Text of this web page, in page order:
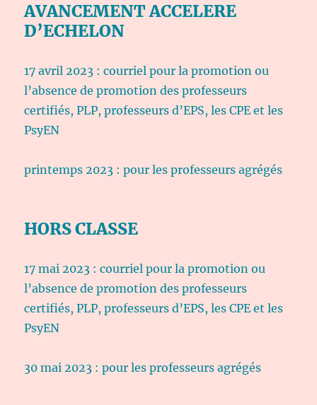
AVANCEMENT ACCELERE
D’ECHELON
17 avril 2023 : courriel pour la promotion ou
l’absence de promotion des professeurs
certifiés, PLP, professeurs d’EPS, les CPE et les
PsyEN
printemps 2023 : pour les professeurs agrégés
HORS CLASSE
17 mai 2023 : courriel pour la promotion ou
l’absence de promotion des professeurs
certifiés, PLP, professeurs d’EPS, les CPE et les
PsyEN
30 mai 2023 : pour les professeurs agrégés